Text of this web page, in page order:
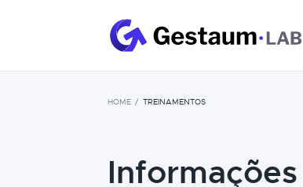
HOME TREINAMENTOS